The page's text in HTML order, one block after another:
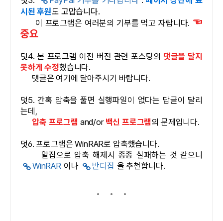
시된 후원도 고맙습니다.
이 프로그램은 여러분의 기부를 먹고 자랍니다. ☜
중요
덧4. 본 프로그램 이전 버전 관련 포스팅의 댓글을 달지
못하게 수정했습니다.
댓글은 여기에 달아주시기 바랍니다.
덧5. 간혹 압축을 풀면 실행파일이 없다는 답글이 달리
는데,
압축 프로그램 and/or 백신 프로그램의 문제입니다.
덧6. 프로그램은 WinRAR로 압축했습니다.
알집으로 압축 해제시 종종 실패하는 것 같으니
WinRAR 이나 반디집 을 추천합니다.